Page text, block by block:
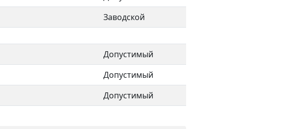
Заводской
Допустимый
Допустимый
Допустимый